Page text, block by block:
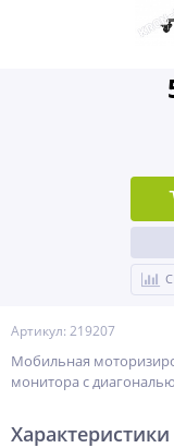
Артикул: 219207
Мобильная
монитора с
Характеристики